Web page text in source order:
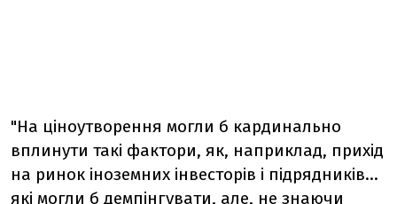
"На ціноутворення могли б кардинально
вплинути такі фактори, як, наприклад, прихід
на ринок іноземних інвесторів і підрядників...
які могли б демпінгувати, але, не знаючи